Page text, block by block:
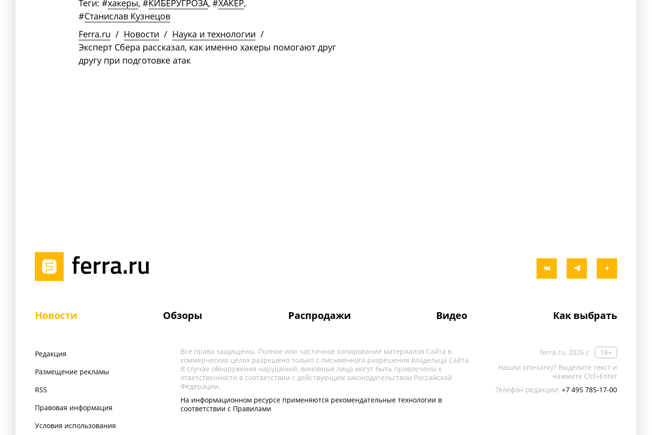
Теги: #хакеры, #КИБЕРУГРОЗА, #ХАКЕР,
#Станислав Кузнецов
Ferra.ru / Новости / Наука и технологии /
Эксперт Сбера рассказал, как именно хакеры помогают друг
другу при подготовке атак
Новости Обзоры Распродажи Видео Как выбрать
Редакция
Размещение рекламы
RSS
Правовая информация
Условия использования
ferra.ru, 2026 г.
18+
Нашли опечатку? Выделите текст и
нажмите Ctrl+Enter
Телефон редакции: +7 495 785-17-00
Все права защищены. Полное или частичное копирование материалов Сайта в
коммерческих целях разрешено только с письменного разрешения владельца Сайта.
В случае обнаружения нарушений, виновные лица могут быть привлечены к
ответственности в соответствии с действующим законодательством Российской
Федерации.
На информационном ресурсе применяются рекомендательные технологии в
соответствии с Правилами